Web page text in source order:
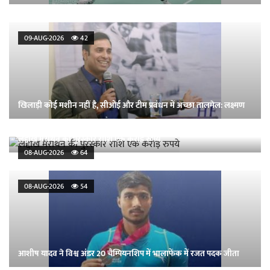
09-AUG-2026 42
खिलाड़ी कोई मशीन नहीं है, सीओई और टीम प्रबंधन में अच्छा तालमेल: लक्ष्मण
08-AUG-2026 64
लद्दाख मैराथन की पुरस्कार राशि एक करोड़ रुपये
08-AUG-2026 54
आशीष यादव ने विश्व अंडर 20 चैम्पियनशिप में भालाफेंक में रजत पदक जीता